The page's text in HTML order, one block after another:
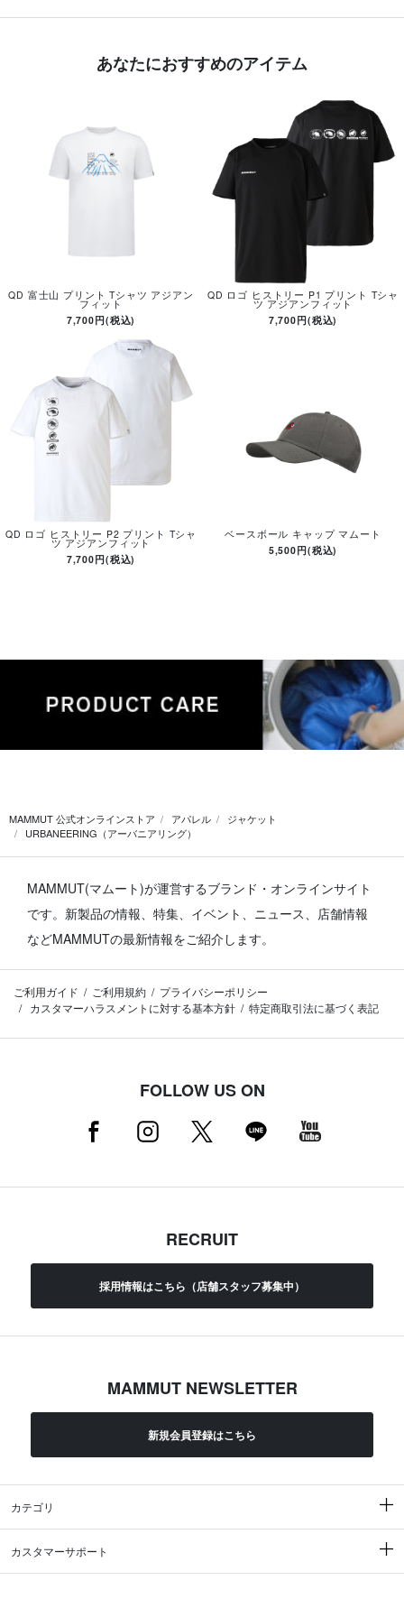
あなたにおすすめのアイテム
QD 富士山 プリント Tシャツ アジアン
フィット
7,700円(税込)
QD ロゴ ヒストリー P1 プリント Tシャ
ツ アジアンフィット
7,700円(税込)
QD ロゴ ヒストリー P2 プリント Tシャ
ツ アジアンフィット
7,700円(税込)
ベースボール キャップ マムート
5,500円(税込)
MAMMUT 公式オンラインストア アパレル
ジャケット
URBANEERING（アーバニアリング）
MAMMUT(マムート)が運営するブランド・オンラインサイト
です。 新製品の情報、特集、イベント、ニュース、店舗情報
などMAMMUTの最新情報をご紹介します。
ご利用ガイド ご利用規約
プライバシーポリシー
カスタマーハラスメントに対する基本方針
特定商取引法に基づく表記
FOLLOW US ON
RECRUIT
採用情報はこちら（店舗スタッフ募集中）
MAMMUT NEWSLETTER
新規会員登録はこちら
カテゴリ
カスタマーサポート